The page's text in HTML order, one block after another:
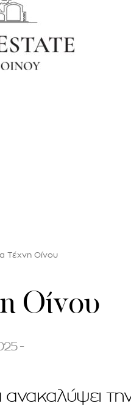
Τέχνη Οίνου
Οίνου
-